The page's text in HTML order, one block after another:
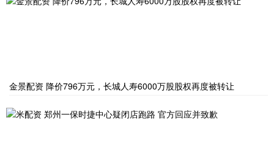
金景配资 降价796万元，长城人寿6000万股股权再度被转让